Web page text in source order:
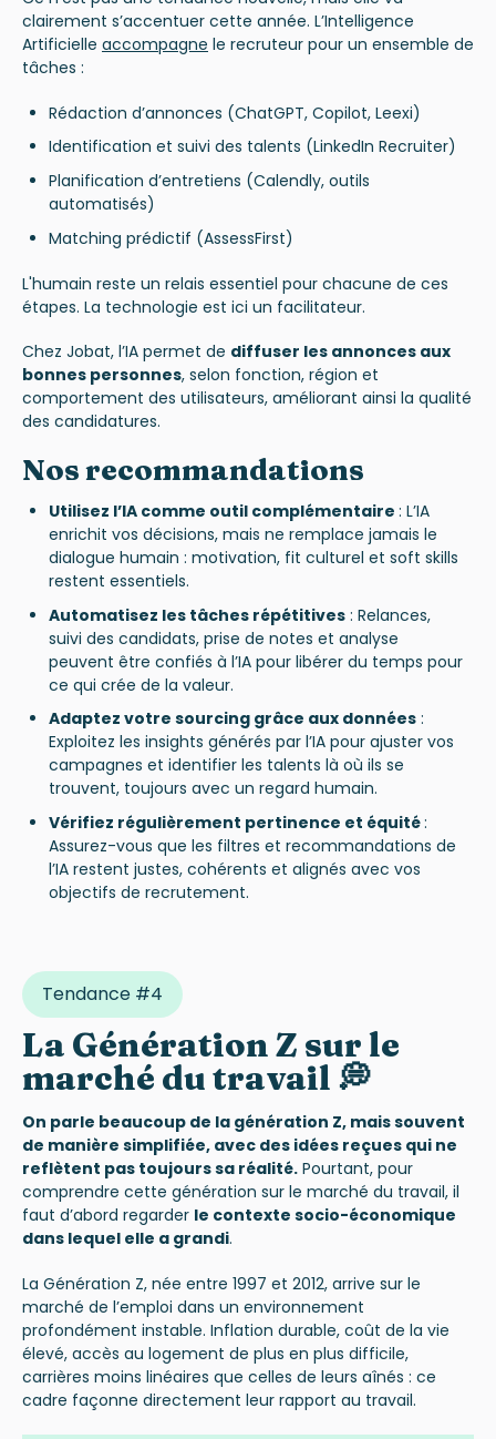
clairement s’accentuer cette année. L’Intelligence
Artificielle accompagne le recruteur pour un ensemble de
tâches :
Rédaction d’annonces (ChatGPT, Copilot, Leexi)
Identification et suivi des talents (LinkedIn Recruiter)
Planification d’entretiens (Calendly, outils
automatisés)
Matching prédictif (AssessFirst)
L'humain reste un relais essentiel pour chacune de ces
étapes. La technologie est ici un facilitateur.
Chez Jobat, l’IA permet de diffuser les annonces aux
bonnes personnes, selon fonction, région et
comportement des utilisateurs, améliorant ainsi la qualité
des candidatures.
Nos recommandations
Utilisez l’IA comme outil complémentaire : L’IA
enrichit vos décisions, mais ne remplace jamais le
dialogue humain : motivation, fit culturel et soft skills
restent essentiels.
Automatisez les tâches répétitives: Relances,
suivi des candidats, prise de notes et analyse
peuvent être confiés à l’IA pour libérer du temps pour
ce qui crée de la valeur.
Adaptez votre sourcing grâce aux données:
Exploitez les insights générés par l’IA pour ajuster vos
campagnes et identifier les talents là où ils se
trouvent, toujours avec un regard humain.
Vérifiez régulièrement pertinence et équité:
Assurez-vous que les filtres et recommandations de
l’IA restent justes, cohérents et alignés avec vos
objectifs de recrutement.
Tendance #4
La Génération Z sur le
marché du travail 💭
On parle beaucoup de la génération Z, mais souvent
de manière simplifiée, avec des idées reçues qui ne
reflètent pas toujours sa réalité. Pourtant, pour
comprendre cette génération sur le marché du travail, il
faut d’abord regarder le contexte socio-économique
dans lequel elle a grandi.
La Génération Z, née entre 1997 et 2012, arrive sur le
marché de l’emploi dans un environnement
profondément instable. Inflation durable, coût de la vie
élevé, accès au logement de plus en plus difficile,
carrières moins linéaires que celles de leurs aînés : ce
cadre façonne directement leur rapport au travail.